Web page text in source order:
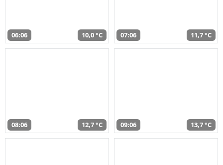
06:06 10,0 °C 07:06 11,7 °C
08:06 12,7 °C 09:06 13,7 °C